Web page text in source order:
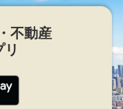
不動産
リ